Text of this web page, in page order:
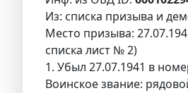
Из: списка призыва и
Место призыва:
списка лист № 2)
1. Убыл 27.07.1941 в
Воинское звание: